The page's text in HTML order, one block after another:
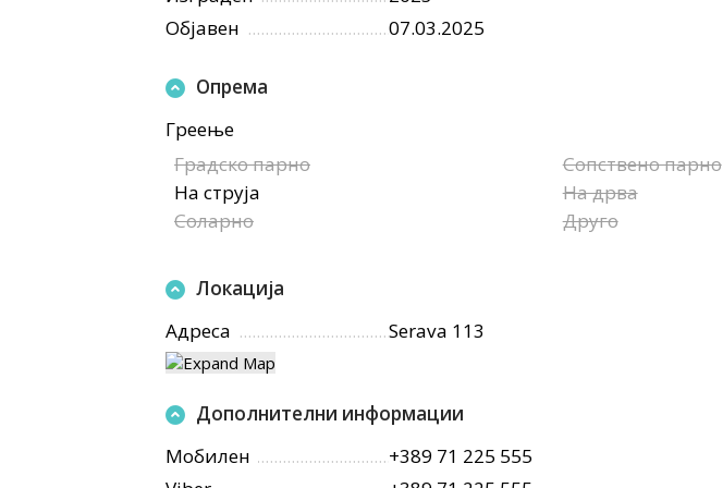
Објавен
07.03.2025
Опрема
Греење
Градско парно
Сопствено парно
На струја
На дрва
Соларно
Друго
Локација
Адреса
Serava 113
Дополнителни информации
Мобилен
+389 71 225 555